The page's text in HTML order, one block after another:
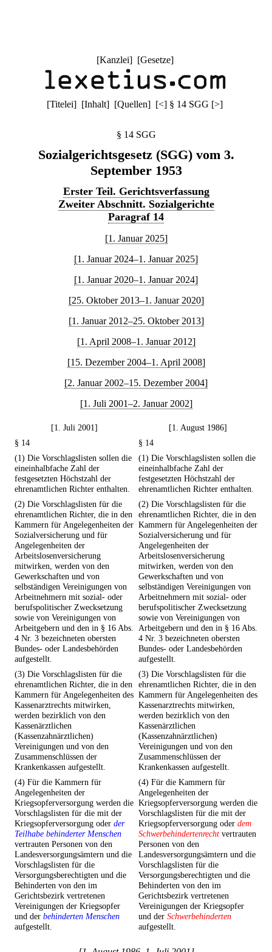
[Kanzlei] [Gesetze]
[Titelei] [Inhalt] [Quellen] [<] § 14 SGG [>]
§ 14 SGG
Sozialgerichtsgesetz (SGG) vom 3.
September 1953
Erster Teil. Gerichtsverfassung
Zweiter Abschnitt. Sozialgerichte
Paragraf 14
[1. Januar 2025]
[1. Januar 2024–1. Januar 2025]
[1. Januar 2020–1. Januar 2024]
[25. Oktober 2013–1. Januar 2020]
[1. Januar 2012–25. Oktober 2013]
[1. April 2008–1. Januar 2012]
[15. Dezember 2004–1. April 2008]
[2. Januar 2002–15. Dezember 2004]
[1. Juli 2001–2. Januar 2002]
[1. Juli 2001]
[1. August 1986]
§ 14
§ 14
(1) Die Vorschlagslisten sollen die
eineinhalbfache Zahl der
festgesetzten Höchstzahl der
ehrenamtlichen Richter enthalten.
(1) Die Vorschlagslisten sollen die
eineinhalbfache Zahl der
festgesetzten Höchstzahl der
ehrenamtlichen Richter enthalten.
(2) Die Vorschlagslisten für die
ehrenamtlichen Richter, die in den
Kammern für Angelegenheiten der
Sozialversicherung und für
Angelegenheiten der
Arbeitslosenversicherung
mitwirken, werden von den
Gewerkschaften und von
selbständigen Vereinigungen von
Arbeitnehmern mit sozial- oder
berufspolitischer Zwecksetzung
sowie von Vereinigungen von
Arbeitgebern und den in § 16 Abs.
4 Nr. 3 bezeichneten obersten
Bundes- oder Landesbehörden
aufgestellt.
(2) Die Vorschlagslisten für die
ehrenamtlichen Richter, die in den
Kammern für Angelegenheiten der
Sozialversicherung und für
Angelegenheiten der
Arbeitslosenversicherung
mitwirken, werden von den
Gewerkschaften und von
selbständigen Vereinigungen von
Arbeitnehmern mit sozial- oder
berufspolitischer Zwecksetzung
sowie von Vereinigungen von
Arbeitgebern und den in § 16 Abs.
4 Nr. 3 bezeichneten obersten
Bundes- oder Landesbehörden
aufgestellt.
(3) Die Vorschlagslisten für die
ehrenamtlichen Richter, die in den
Kammern für Angelegenheiten des
Kassenarztrechts mitwirken,
werden bezirklich von den
Kassenärztlichen
(Kassenzahnärztlichen)
Vereinigungen und von den
Zusammenschlüssen der
Krankenkassen aufgestellt.
(3) Die Vorschlagslisten für die
ehrenamtlichen Richter, die in den
Kammern für Angelegenheiten des
Kassenarztrechts mitwirken,
werden bezirklich von den
Kassenärztlichen
(Kassenzahnärztlichen)
Vereinigungen und von den
Zusammenschlüssen der
Krankenkassen aufgestellt.
(4) Für die Kammern für
Angelegenheiten der
Kriegsopferversorgung werden die
Vorschlagslisten für die mit der
Kriegsopferversorgung oder der
Teilhabe behinderter Menschen
vertrauten Personen von den
Landesversorgungsämtern und die
Vorschlagslisten für die
Versorgungsberechtigten und die
Behinderten von den im
Gerichtsbezirk vertretenen
Vereinigungen der Kriegsopfer
und der behinderten Menschen
aufgestellt.
(4) Für die Kammern für
Angelegenheiten der
Kriegsopferversorgung werden die
Vorschlagslisten für die mit der
Kriegsopferversorgung oder dem
Schwerbehindertenrecht vertrauten
Personen von den
Landesversorgungsämtern und die
Vorschlagslisten für die
Versorgungsberechtigten und die
Behinderten von den im
Gerichtsbezirk vertretenen
Vereinigungen der Kriegsopfer
und der Schwerbehinderten
aufgestellt.